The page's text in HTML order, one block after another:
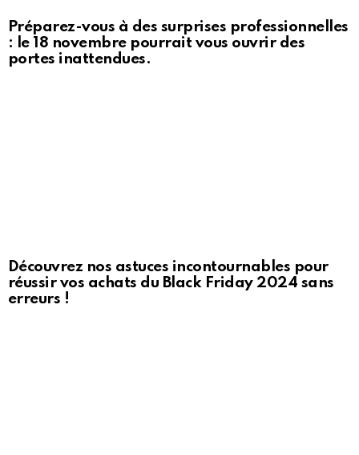
Préparez-vous à des surprises professionnelles
: le 18 novembre pourrait vous ouvrir des
portes inattendues.
Découvrez nos astuces incontournables pour
réussir vos achats du Black Friday 2024 sans
erreurs !